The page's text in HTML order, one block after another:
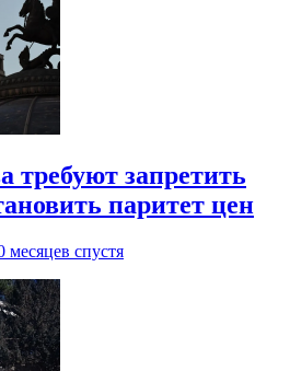
требуют запретить
паритет цен
месяцев спустя